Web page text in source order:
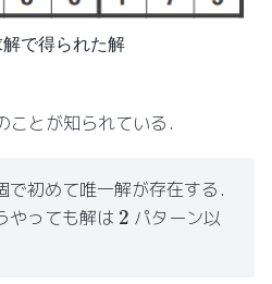
で得られた解
とが知られている．
で初めて唯一解が存在する．
やっても解は 2 パターン以